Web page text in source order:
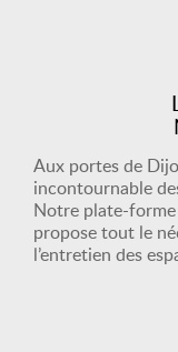
Aux portes de
incontournable
Notre plate-
propose tout le
l’entretien des